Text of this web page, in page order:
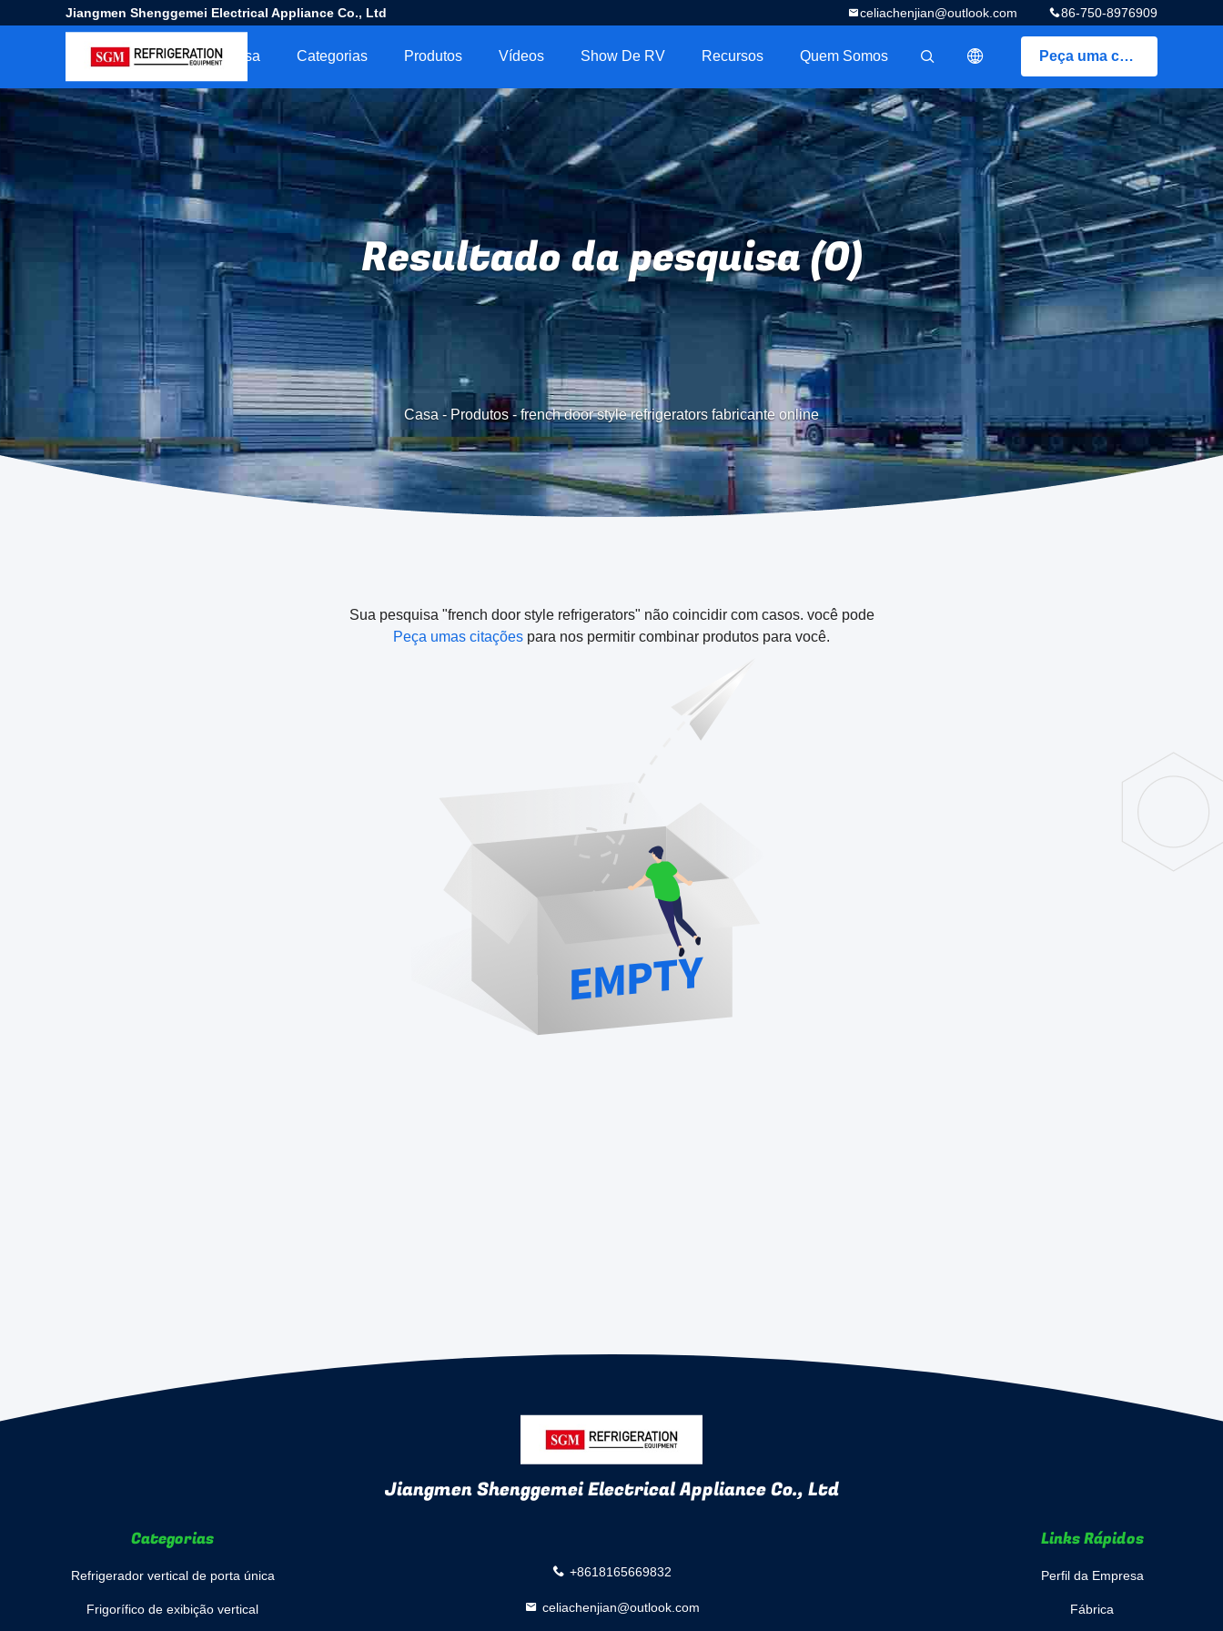
Jiangmen Shenggemei Electrical Appliance Co., Ltd 86-750-8976909
celiachenjian@outlook.com
Peça uma cotação
描述
Casa Categorias Produtos Vídeos Show De RV Recursos Quem Somos
Resultado da pesquisa (0)
Casa - Produtos-french door style refrigerators fabricante online
Sua pesquisa "french door style refrigerators" não coincidir com casos. você pode
Peça umas citações para nos permitir combinar produtos para você.
Jiangmen Shenggemei Electrical Appliance Co., Ltd
Categorias
Refrigerador vertical de porta única
Frigorífico de exibição vertical
+8618165669832
celiachenjian@outlook.com
Links Rápidos
Perfil da Empresa
Fábrica